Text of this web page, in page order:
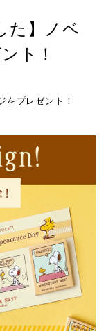
た】ノベ
ト！
をプレゼント！